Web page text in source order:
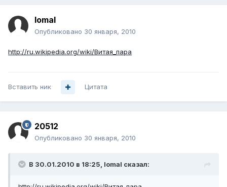
lomal
Опубликовано 30 января, 2010
http://ru.wikipedia.org/wiki/Витая_пара
Вставить ник Цитата
20512
Опубликовано 30 января, 2010
В 30.01.2010 в 18:25, lomal сказал: